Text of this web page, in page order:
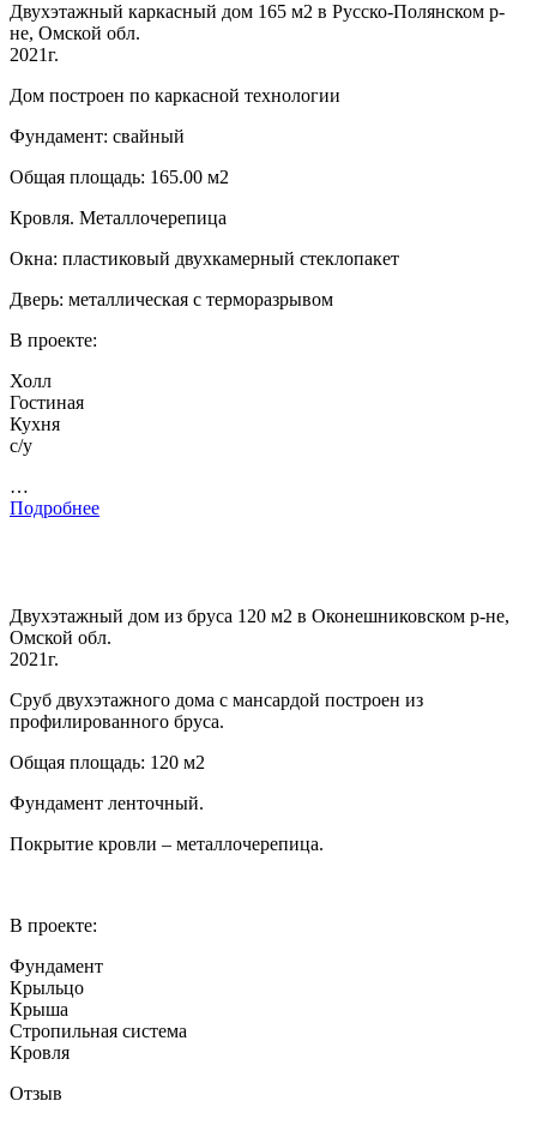
Двухэтажный каркасный дом 165 м2 в Русско-Полянском р-
не, Омской обл.
2021г.
Дом построен по каркасной технологии
Фундамент: свайный
Общая площадь: 165.00 м2
Кровля. Металлочерепица
Окна: пластиковый двухкамерный стеклопакет
Дверь: металлическая с терморазрывом
В проекте:
Холл
Гостиная
Кухня
с/у
…
Подробнее
Двухэтажный дом из бруса 120 м2 в Оконешниковском р-не,
Омской обл.
2021г.
Сруб двухэтажного дома с мансардой построен из
профилированного бруса.
Общая площадь: 120 м2
Фундамент ленточный.
Покрытие кровли – металлочерепица.
В проекте:
Фундамент
Крыльцо
Крыша
Стропильная система
Кровля
Отзыв